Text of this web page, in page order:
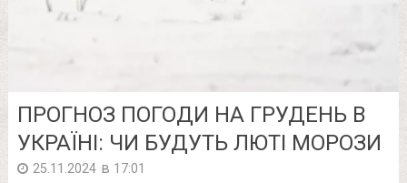
ПРОГНОЗ ПОГОДИ НА ГРУДЕНЬ В
УКРАЇНІ: ЧИ БУДУТЬ ЛЮТІ МОРОЗИ
25.11.2024 в 17:01